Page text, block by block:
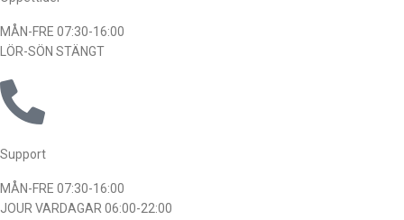
MÅN-FRE 07:30-16:00
LÖR-SÖN STÄNGT
Support
MÅN-FRE 07:30-16:00
JOUR VARDAGAR 06:00-22:00